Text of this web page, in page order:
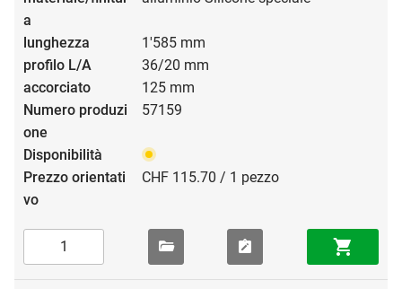
1'585 mm
36/20 mm
125 mm
57159
CHF 115.70 / 1 pezzo